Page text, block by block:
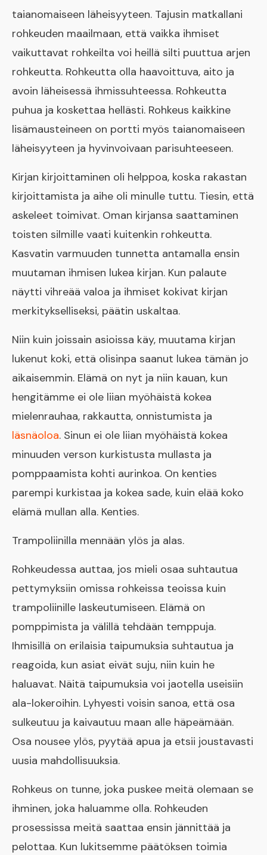
taianomaiseen läheisyyteen. Tajusin matkallani
rohkeuden maailmaan, että vaikka ihmiset
vaikuttavat rohkeilta voi heillä silti puuttua arjen
rohkeutta. Rohkeutta olla haavoittuva, aito ja
avoin läheisessä ihmissuhteessa. Rohkeutta
puhua ja koskettaa hellästi. Rohkeus kaikkine
lisämausteineen on portti myös taianomaiseen
läheisyyteen ja hyvinvoivaan parisuhteeseen.
Kirjan kirjoittaminen oli helppoa, koska rakastan
kirjoittamista ja aihe oli minulle tuttu. Tiesin, että
askeleet toimivat. Oman kirjansa saattaminen
toisten silmille vaati kuitenkin rohkeutta.
Kasvatin varmuuden tunnetta antamalla ensin
muutaman ihmisen lukea kirjan. Kun palaute
näytti vihreää valoa ja ihmiset kokivat kirjan
merkitykselliseksi, päätin uskaltaa.
Niin kuin joissain asioissa käy, muutama kirjan
lukenut koki, että olisinpa saanut lukea tämän jo
aikaisemmin. Elämä on nyt ja niin kauan, kun
hengitämme ei ole liian myöhäistä kokea
mielenrauhaa, rakkautta, onnistumista ja
läsnäoloa. Sinun ei ole liian myöhäistä kokea
minuuden verson kurkistusta mullasta ja
pomppaamista kohti aurinkoa. On kenties
parempi kurkistaa ja kokea sade, kuin elää koko
elämä mullan alla. Kenties.
Trampoliinilla mennään ylös ja alas.
Rohkeudessa auttaa, jos mieli osaa suhtautua
pettymyksiin omissa rohkeissa teoissa kuin
trampoliinille laskeutumiseen. Elämä on
pomppimista ja välillä tehdään temppuja.
Ihmisillä on erilaisia taipumuksia suhtautua ja
reagoida, kun asiat eivät suju, niin kuin he
haluavat. Näitä taipumuksia voi jaotella useisiin
ala-lokeroihin. Lyhyesti voisin sanoa, että osa
sulkeutuu ja kaivautuu maan alle häpeämään.
Osa nousee ylös, pyytää apua ja etsii joustavasti
uusia mahdollisuuksia.
Rohkeus on tunne, joka puskee meitä olemaan se
ihminen, joka haluamme olla. Rohkeuden
prosessissa meitä saattaa ensin jännittää ja
pelottaa. Kun lukitsemme päätöksen toimia